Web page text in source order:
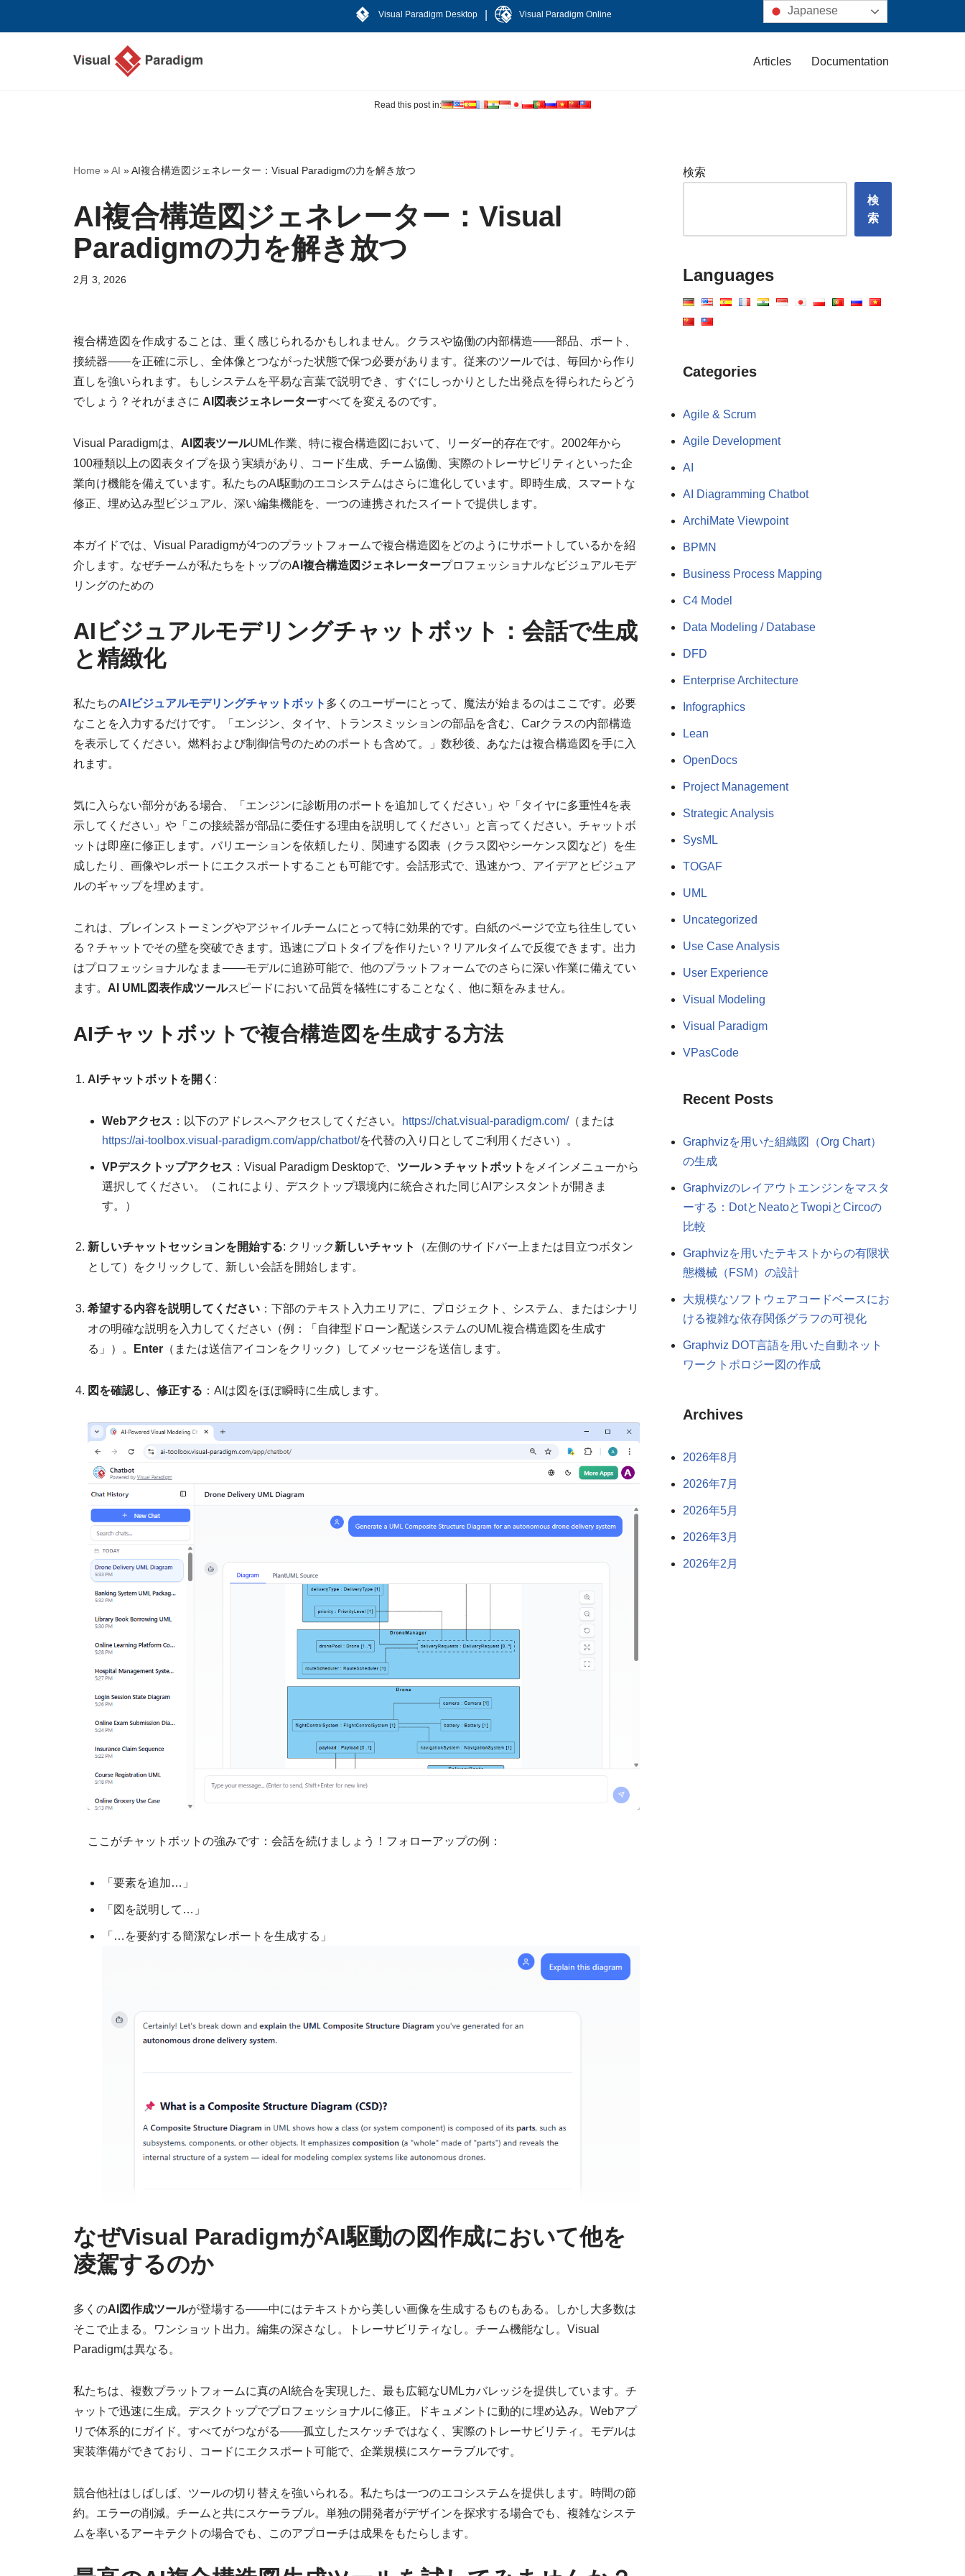
Visual Paradigm Desktop Visual Paradigm Online
Articles Documentation
Read this post in:
Home »AI »AI複合構造図ジェネレーター：Visual Paradigmの力を解き放つ
AI複合構造図ジェネレーター：Visual
Paradigmの力を解き放つ
2月 3, 2026
複合構造図を作成することは、重く感じられるかもしれません。クラスや協働の内部構造——部品、ポート、
接続器——を正確に示し、全体像とつながった状態で保つ必要があります。従来のツールでは、毎回から作り
直しを強いられます。もしシステムを平易な言葉で説明でき、すぐにしっかりとした出発点を得られたらどう
でしょう？それがまさに AI図表ジェネレーターすべてを変えるのです。
Visual Paradigmは、 AI図表ツールUML作業、特に複合構造図において、リーダー的存在です。2002年から
100種類以上の図表タイプを扱う実績があり、コード生成、チーム協働、実際のトレーサビリティといった企
業向け機能を備えています。私たちのAI駆動のエコシステムはさらに進化しています。即時生成、スマートな
修正、埋め込み型ビジュアル、深い編集機能を、一つの連携されたスイートで提供します。
本ガイドでは、Visual Paradigmが4つのプラットフォームで複合構造図をどのようにサポートしているかを紹
介します。なぜチームが私たちをトップのAI複合構造図ジェネレータープロフェッショナルなビジュアルモデ
リングのための
AIビジュアルモデリングチャットボット：会話で生成
と精緻化
私たちのAIビジュアルモデリングチャットボット 多くのユーザーにとって、魔法が始まるのはここです。必要
なことを入力するだけです。「エンジン、タイヤ、トランスミッションの部品を含む、Carクラスの内部構造
を表示してください。燃料および制御信号のためのポートも含めて。」数秒後、あなたは複合構造図を手に入
れます。
気に入らない部分がある場合、「エンジンに診断用のポートを追加してください」や「タイヤに多重性4を表
示してください」や「この接続器が部品に委任する理由を説明してください」と言ってください。チャットボ
ットは即座に修正します。バリエーションを依頼したり、関連する図表（クラス図やシーケンス図など）を生
成したり、画像やレポートにエクスポートすることも可能です。会話形式で、迅速かつ、アイデアとビジュア
ルのギャップを埋めます。
これは、ブレインストーミングやアジャイルチームにとって特に効果的です。白紙のページで立ち往生してい
る？チャットでその壁を突破できます。迅速にプロトタイプを作りたい？リアルタイムで反復できます。出力
はプロフェッショナルなまま——モデルに追跡可能で、他のプラットフォームでのさらに深い作業に備えてい
ます。 AI UML図表作成ツールスピードにおいて品質を犠牲にすることなく、他に類をみません。
AIチャットボットで複合構造図を生成する方法
AIチャットボットを開く :
Webアクセス ：以下のアドレスへアクセスしてください。 https://chat.visual-paradigm.com/（または
https://ai-toolbox.visual-paradigm.com/app/chatbot/を代替の入り口としてご利用ください）。
VPデスクトップアクセス ：Visual Paradigm Desktopで、 ツール > チャットボット をメインメニューから
選択してください。（これにより、デスクトップ環境内に統合された同じAIアシスタントが開きま
す。）
新しいチャットセッションを開始する: クリック 新しいチャット
（左側のサイドバー上または目立つボタン
として）をクリックして、新しい会話を開始します。
希望する内容を説明してください ：下部のテキスト入力エリアに、プロジェクト、システム、またはシナリ
オの明確な説明を入力してください（例：「自律型ドローン配送システムのUML複合構造図を生成す
る」）。
Enter （または送信アイコンをクリック）してメッセージを送信します。
図を確認し、修正する ：AIは図をほぼ瞬時に生成します。
ここがチャットボットの強みです：会話を続けましょう！フォローアップの例：
「要素を追加…」
「図を説明して…」
「…を要約する簡潔なレポートを生成する」
なぜVisual ParadigmがAI駆動の図作成において他を
凌駕するのか
多くのAI図作成ツールが登場する——中にはテキストから美しい画像を生成するものもある。しかし大多数は
そこで止まる。ワンショット出力。編集の深さなし。トレーサビリティなし。チーム機能なし。Visual
Paradigmは異なる。
私たちは、複数プラットフォームに真のAI統合を実現した、最も広範なUMLカバレッジを提供しています。チ
ャットで迅速に生成。デスクトップでプロフェッショナルに修正。ドキュメントに動的に埋め込み。Webアプ
リで体系的にガイド。すべてがつながる——孤立したスケッチではなく、実際のトレーサビリティ。モデルは
実装準備ができており、コードにエクスポート可能で、企業規模にスケーラブルです。
競合他社はしばしば、ツールの切り替えを強いられる。私たちは一つのエコシステムを提供します。時間の節
約。エラーの削減。チームと共にスケーラブル。単独の開発者がデザインを探求する場合でも、複雑なシステ
ムを率いるアーキテクトの場合でも、このアプローチは成果をもたらします。
検索
検
索
Languages
Categories
Agile & Scrum
Agile Development
AI
AI Diagramming Chatbot
ArchiMate Viewpoint
BPMN
Business Process Mapping
C4 Model
Data Modeling / Database
DFD
Enterprise Architecture
Infographics
Lean
OpenDocs
Project Management
Strategic Analysis
SysML
TOGAF
UML
Uncategorized
Use Case Analysis
User Experience
Visual Modeling
Visual Paradigm
VPasCode
Recent Posts
Graphvizを用いた組織図（Org Chart）
の生成
Graphvizのレイアウトエンジンをマスタ
ーする：DotとNeatoとTwopiとCircoの
比較
Graphvizを用いたテキストからの有限状
態機械（FSM）の設計
大規模なソフトウェアコードベースにお
ける複雑な依存関係グラフの可視化
Graphviz DOT言語を用いた自動ネット
ワークトポロジー図の作成
Archives
2026年8月
2026年7月
2026年5月
2026年3月
2026年2月
Japanese